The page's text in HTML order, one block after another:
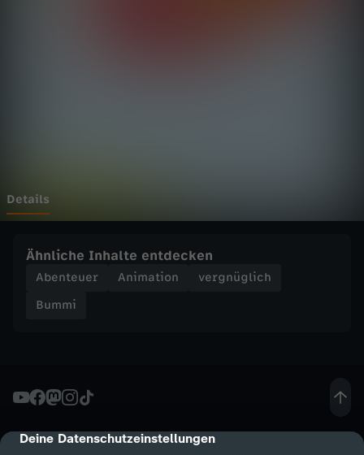
cmp-dialog-description
Deine Datenschutzeinstellungen
l
u
b
o
Details
Ähnliche Inhalte entdecken
Abenteuer Animation
vergnüglich
Bummi